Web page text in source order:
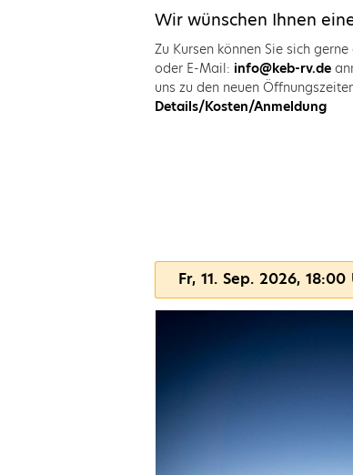
Wir wünschen Ihnen
Zu Kursen können Sie sich
oder E-Mail: info@keb-rv.de
uns zu den neuen
Details/Kosten/Anmeldung
Fr, 11. Sep. 2026, 18:00